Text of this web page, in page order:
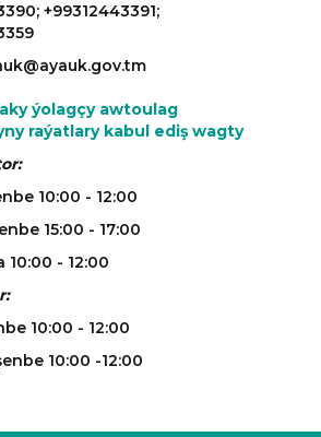
+99312443391;
ýolagçy awtoulag
raýatlary kabul ediş wagty
10:00 - 12:00
15:00 - 17:00
10:00 - 12:00
10:00 - 12:00
10:00 -12:00